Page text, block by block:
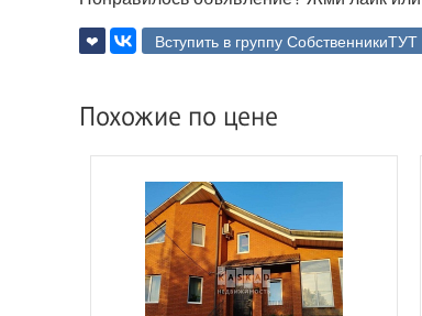
❤ Вступить в группу СобственникиТУТ
Похожие по цене